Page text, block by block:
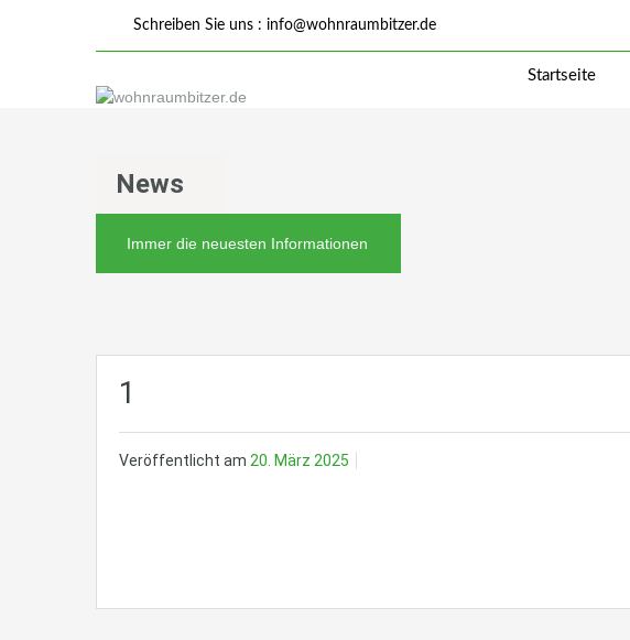
Schreiben Sie uns : info@wohnraumbitzer.de
Startseite
News
Immer die neuesten Informationen
1
Veröffentlicht am 20. März 2025